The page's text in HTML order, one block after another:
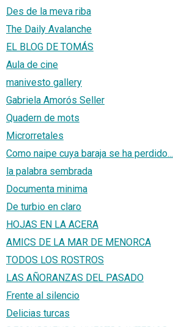
Des de la meva riba
The Daily Avalanche
EL BLOG DE TOMÁS
Aula de cine
manivesto gallery
Gabriela Amorós Seller
Quadern de mots
Microrretales
Como naipe cuya baraja se ha perdido...
la palabra sembrada
Documenta minima
De turbio en claro
HOJAS EN LA ACERA
AMICS DE LA MAR DE MENORCA
TODOS LOS ROSTROS
LAS AÑORANZAS DEL PASADO
Frente al silencio
Delicias turcas